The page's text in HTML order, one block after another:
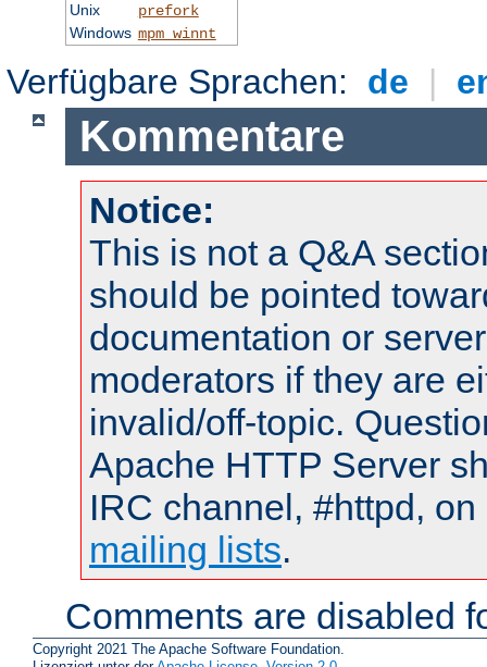
Unix
prefork
Windows mpm_winnt
Verfügbare Sprachen: de |
Kommentare
Notice:
This is not a Q&A
should be pointed
documentation or
moderators if they are
invalid/off-topic.
Apache HTTP Server
IRC channel, #httpd,
mailing lists.
Comments are disabled
Copyright 2021 The Apache Software Foundation.